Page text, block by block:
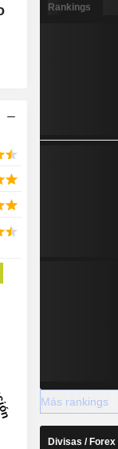
Rankings
Más rankings
Divisas / Forex